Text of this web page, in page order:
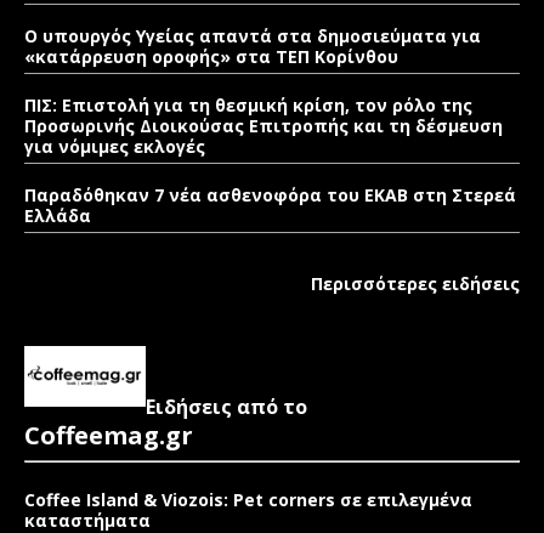
Ο υπουργός Υγείας απαντά στα δημοσιεύματα για
«κατάρρευση οροφής» στα ΤΕΠ Κορίνθου
ΠΙΣ: Επιστολή για τη θεσμική κρίση, τον ρόλο της
Προσωρινής Διοικούσας Επιτροπής και τη δέσμευση
για νόμιμες εκλογές
Παραδόθηκαν 7 νέα ασθενοφόρα του ΕΚΑΒ στη Στερεά
Ελλάδα
Περισσότερες ειδήσεις
Ειδήσεις από το
Coffeemag.gr
Coffee Island & Viozois: Pet corners σε επιλεγμένα
καταστήματα